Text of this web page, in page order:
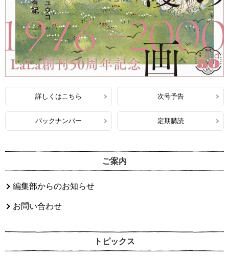
詳しくはこちら 次号予告
バックナンバー 定期購読
ご案内
編集部からのお知らせ
お問い合わせ
トピックス